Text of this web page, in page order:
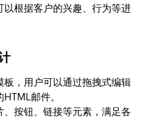
以根据客户的兴趣、行为等进
板，用户可以通过拖拽式编辑
邮件。
、按钮、链接等元素，满足各